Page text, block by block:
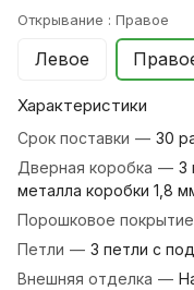
Открывание : Правое
Левое
Характеристики
Срок поставки — 30
Дверная коробка — 3
металла коробки 1,8
Порошковое покрытие
Петли — 3 петли с
Внешняя отделка —